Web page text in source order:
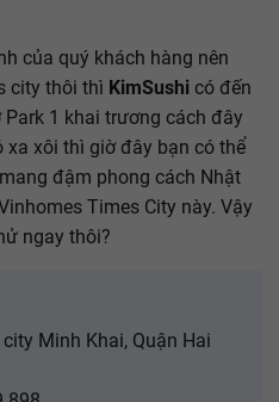
của quý khách hàng nên
city thôi thì KimSushi có đến
1 khai trương cách đây
xôi thì giờ đây bạn có thể
đậm phong cách Nhật
Times City này. Vậy
ngay thôi?
Minh Khai, Quận Hai